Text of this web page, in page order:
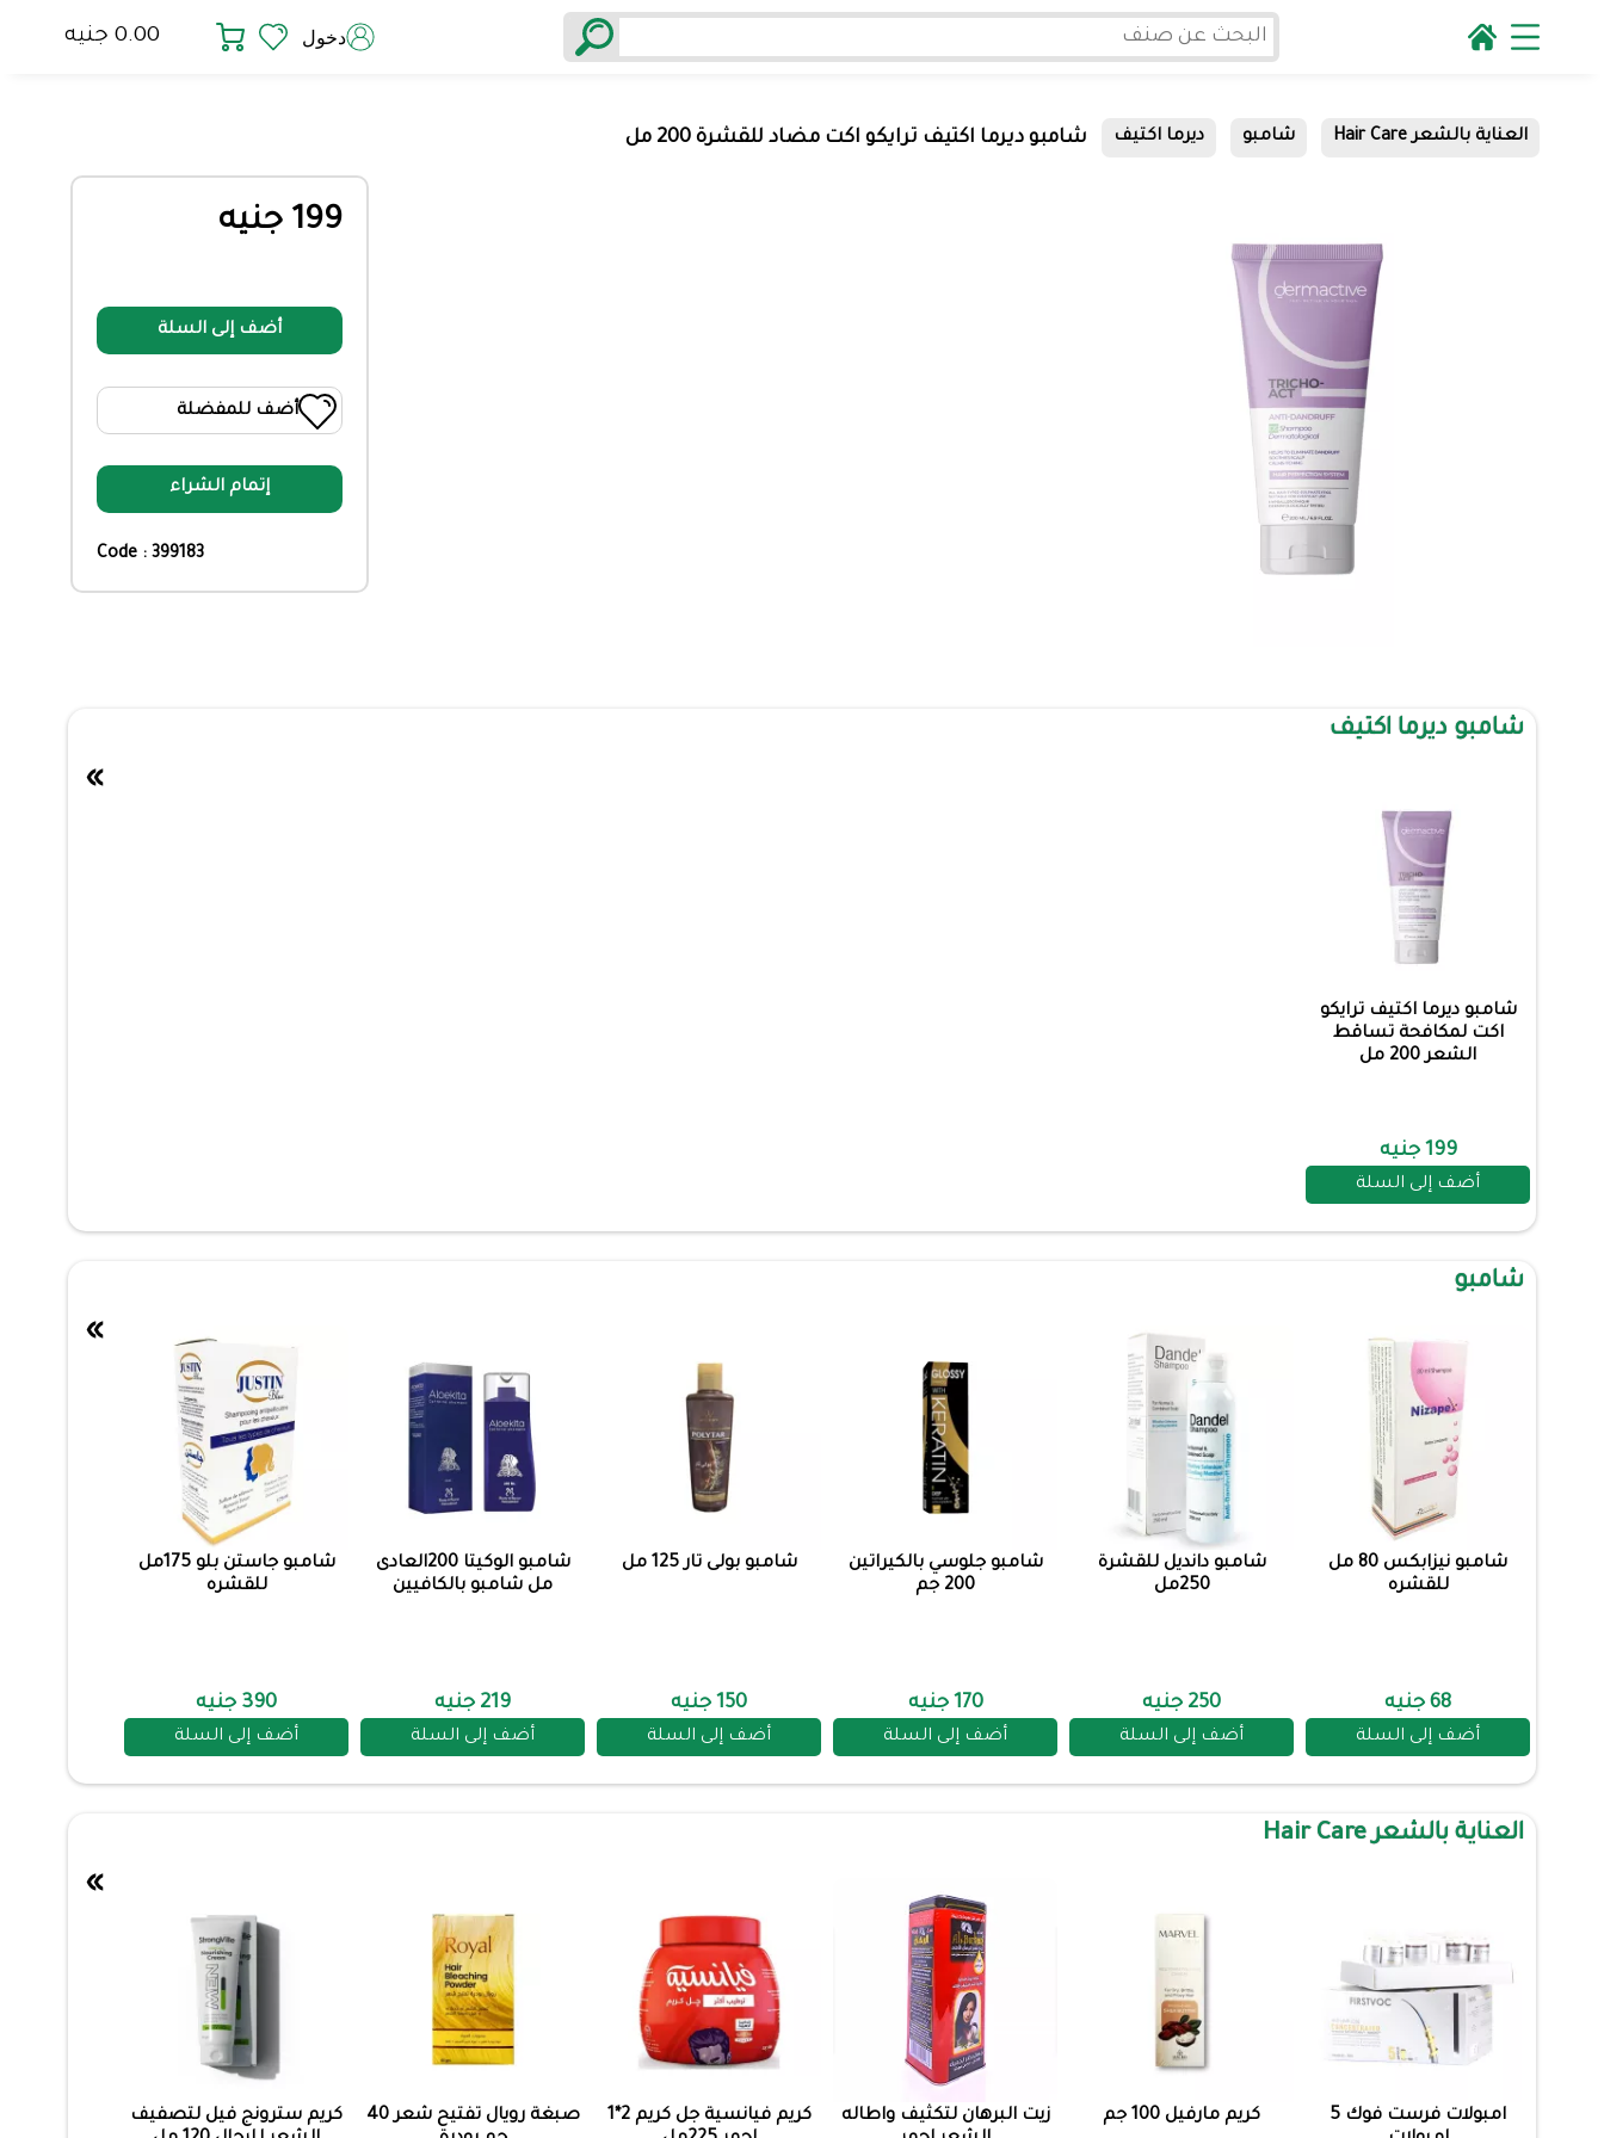
دخول 0.00 جنيه
العناية بالشعر Hair Care شامبو ديرما اكتيف شامبو ديرما اكتيف ترايكو اكت مضاد للقشرة 200 مل
199 جنيه
أضف إلى السلة
أضف للمفضلة
إتمام الشراء
Code : 399183
شامبو ديرما اكتيف
شامبو ديرما اكتيف ترايكو
اكت لمكافحة تساقط
الشعر 200 مل
199 جنيه
أضف إلى السلة
»
شامبو
شامبو نيزابكس 80 مل
للقشره
68 جنيه
أضف إلى السلة
شامبو دانديل للقشرة
250مل
250 جنيه
أضف إلى السلة
شامبو جلوسي بالكيراتين
200 جم
170 جنيه
أضف إلى السلة
شامبو بولى تار 125 مل
150 جنيه
أضف إلى السلة
شامبو الوكيتا 200العادى
مل شامبو بالكافيين
219 جنيه
أضف إلى السلة
شامبو جاستن بلو 175مل
للقشره
390 جنيه
أضف إلى السلة
»
العناية بالشعر Hair Care
امبولات فرست فوك 5
كريم مارفيل 100 جم
زيت البرهان لتكثيف واطاله
كريم فيانسية جل كريم 2*1
صبغة رويال تفتيح شعر 40
كريم سترونج فيل لتصفيف
»